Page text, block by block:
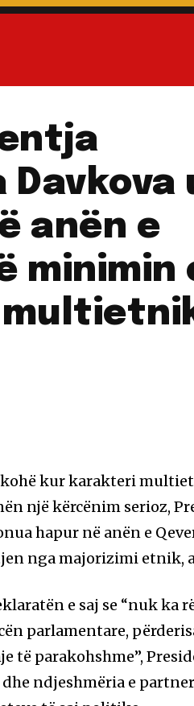
Davkova
anën e
minimin
kur karakteri
një kërcënim serioz,
hapur në anën e
nga majorizimi etnik,
e saj se “nuk ka
parlamentare,
të parakohshme”,
ndjeshmëria e